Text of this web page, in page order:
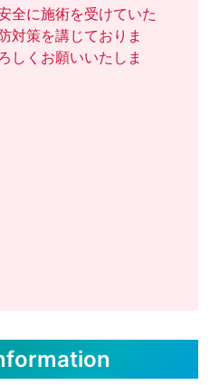
全に施術を受けていた
対策を講じておりま
しくお願いいたしま